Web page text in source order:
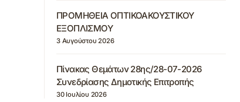
ΠΡΟΜΗΘΕΙΑ ΟΠΤΙΚΟΑΚΟΥΣΤΙΚΟΥ
ΕΞΟΠΛΙΣΜΟΥ
3 Αυγούστου 2026
Πίνακας Θεμάτων 28ης/28-07-2026
Συνεδρίασης Δημοτικής Επιτροπής
30 Ιουλίου 2026